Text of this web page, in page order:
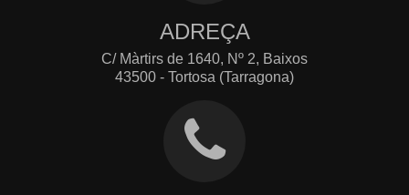
ADREÇA
C/ Màrtirs de 1640, Nº 2, Baixos
43500 - Tortosa (Tarragona)